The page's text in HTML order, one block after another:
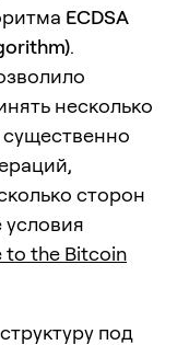
ECDSA
.
несколько
сторон
to the Bitcoin
под